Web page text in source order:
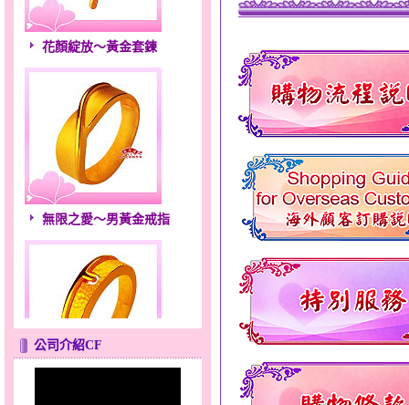
花顏綻放～黃金套鍊
無限之愛～男黃金戒指
公司介紹CF